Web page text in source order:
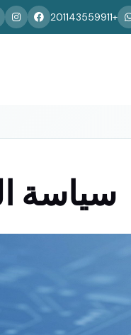
+201143559911
سياسة